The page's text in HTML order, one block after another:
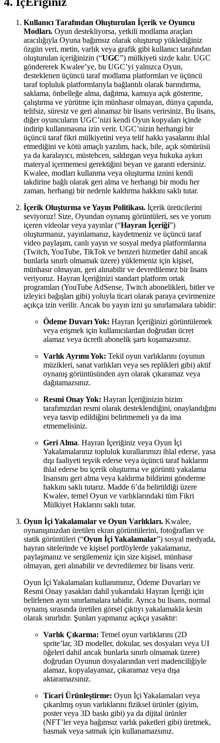
Kullanıcı Tarafından Oluşturulan İçerik ve Oyuncu
Modları. Oyun destekliyorsa, yetkili modlama araçları
aracılığıyla Oyuna bağımsız olarak oluşturup yüklediğiniz
özgün veri, metin, varlık veya grafik gibi kullanıcı tarafından
oluşturulan içeriğinizin (“UGC”) mülkiyeti sizde kalır. UGC
göndererek Kwalee’ye, bu UGC’yi yalnızca Oyun,
desteklenen üçüncü taraf modlama platformları ve üçüncü
taraf topluluk platformlarıyla bağlantılı olarak barındırma,
saklama, önbelleğe alma, dağıtma, kamuya açık gösterme,
çalıştırma ve yürütme için münhasır olmayan, dünya çapında,
telifsiz, süresiz ve geri alınamaz bir lisans verirsiniz. Bu lisans,
diğer oyuncuların UGC’nizi kendi Oyun kopyaları içinde
indirip kullanmasına izin verir. UGC’nizin herhangi bir
üçüncü taraf fikri mülkiyetini veya telif hakkı yasalarını ihlal
etmediğini ve kötü amaçlı yazılım, hack, hile, açık sömürüsü
ya da karalayıcı, müstehcen, saldırgan veya hukuka aykırı
materyal içermemesi gerektiğini beyan ve garanti edersiniz.
Kwalee, modları kullanma veya oluşturma iznini kendi
takdirine bağlı olarak geri alma ve herhangi bir modu her
zaman, herhangi bir nedenle kaldırma hakkını saklı tutar.
İçerik Oluşturma ve Yayın Politikası. İçerik üreticilerini
seviyoruz! Size, Oyundan oynanış görüntüleri, ses ve yorum
içeren videolar veya yayınlar (“Hayran İçeriği”)
oluşturmanız, yayınlamanız, kaydetmeniz ve üçüncü taraf
video paylaşım, canlı yayın ve sosyal medya platformlarına
(Twitch, YouTube, TikTok ve benzeri hizmetler dahil ancak
bunlarla sınırlı olmamak üzere) yüklemeniz için kişisel,
münhasır olmayan, geri alınabilir ve devredilemez bir lisans
veriyoruz. Hayran İçeriğinizi standart platform ortak
programları (YouTube AdSense, Twitch abonelikleri, bitler ve
izleyici bağışları gibi) yoluyla ticari olarak paraya çevirmenize
açıkça izin verilir. Ancak bu yayın izni şu sınırlamalara tabidir:
Ödeme Duvarı Yok: Hayran İçeriğinizi görüntülemek
veya erişmek için kullanıcılardan doğrudan ücret
alamaz veya ücretli abonelik şartı koşamazsınız.
Varlık Ayrımı Yok: Tekil oyun varlıklarını (oyunun
müzikleri, sanat varlıkları veya ses replikleri gibi) aktif
oynanış görüntüsünden ayrı olarak çıkaramaz veya
dağıtamazsınız.
Resmi Onay Yok: Hayran İçeriğinizin bizim
tarafımızdan resmi olarak desteklendiğini, onaylandığını
veya tasvip edildiğini belirtmemeli ya da ima
etmemelisiniz.
Geri Alma. Hayran İçeriğiniz veya Oyun İçi
Yakalamalarınız topluluk kurallarımızı ihlal ederse, yasa
dışı faaliyeti teşvik ederse veya üçüncü taraf haklarını
ihlal ederse bu içerik oluşturma ve görüntü yakalama
lisansını geri alma veya kaldırma bildirimi gönderme
hakkını saklı tutarız. Madde 6’da belirtildiği üzere
Kwalee, temel Oyun ve varlıklarındaki tüm Fikri
Mülkiyet Haklarını saklı tutar.
Oyun İçi Yakalamalar ve Oyun Varlıkları. Kwalee,
oynanışınızdan üretilen ekran görüntülerini, fotoğrafları ve
statik görüntüleri (“Oyun İçi Yakalamalar”) sosyal medyada,
hayran sitelerinde ve kişisel portföylerde yakalamanız,
paylaşmanız ve sergilemeniz için size kişisel, münhasır
olmayan, geri alınabilir ve devredilemez bir lisans verir.
Oyun İçi Yakalamaları kullanımınız, Ödeme Duvarları ve
Resmi Onay yasakları dahil yukarıdaki Hayran İçeriği için
belirlenen aynı sınırlamalara tabidir. Ayrıca bu lisans, normal
oynanış sırasında üretilen görsel çıktıyı yakalamakla kesin
olarak sınırlıdır. Şunları yapmanız açıkça yasaktır:
Varlık Çıkarma: Temel oyun varlıklarını (2D
sprite’lar, 3D modeller, dokular, ses dosyaları veya UI
öğeleri dahil ancak bunlarla sınırlı olmamak üzere)
doğrudan Oyunun dosyalarından veri madenciliğiyle
alamaz, kopyalayamaz, çıkaramaz veya dışa
aktaramazsınız.
Ticari Ürünleştirme: Oyun İçi Yakalamaları veya
çıkarılmış oyun varlıklarını fiziksel ürünler (giyim,
poster veya 3D baskı gibi) ya da dijital ürünler
(NFT’ler veya bağımsız varlık paketleri gibi) üretmek,
basmak veya satmak için kullanamazsınız.